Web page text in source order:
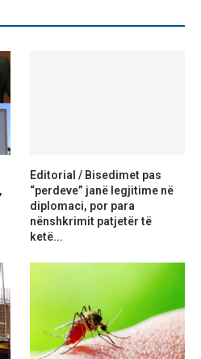
Editorial / Bisedimet pas
“perdeve” janë legjitime në
diplomaci, por para
nënshkrimit patjetër të
ketë...